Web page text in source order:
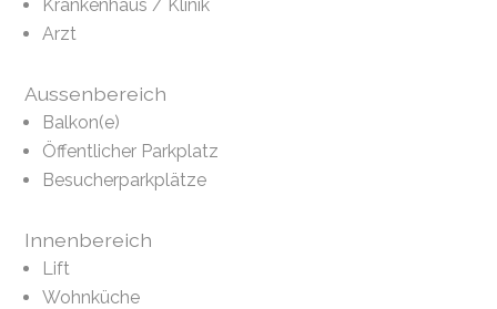
Krankenhaus / Klinik
Arzt
Aussenbereich
Balkon(e)
Öffentlicher Parkplatz
Besucherparkplätze
Innenbereich
Lift
Wohnküche